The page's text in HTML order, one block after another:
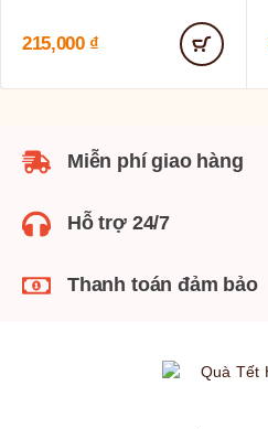
215,000 ₫
Miễn phí giao hàng
Hỗ trợ 24/7
Thanh toán đảm bảo